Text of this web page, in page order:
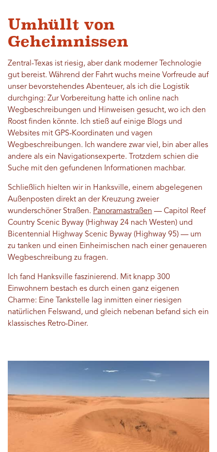
Umhüllt von
Geheimnissen
Zentral-Texas ist riesig, aber dank moderner Technologie
gut bereist. Während der Fahrt wuchs meine Vorfreude auf
unser bevorstehendes Abenteuer, als ich die Logistik
durchging: Zur Vorbereitung hatte ich online nach
Wegbeschreibungen und Hinweisen gesucht, wo ich den
Roost finden könnte. Ich stieß auf einige Blogs und
Websites mit GPS-Koordinaten und vagen
Wegbeschreibungen. Ich wandere zwar viel, bin aber alles
andere als ein Navigationsexperte. Trotzdem schien die
Suche mit den gefundenen Informationen machbar.
Schließlich hielten wir in Hanksville, einem abgelegenen
Außenposten direkt an der Kreuzung zweier
wunderschöner Straßen. Panoramastraßen — Capitol Reef
Country Scenic Byway (Highway 24 nach Westen) und
Bicentennial Highway Scenic Byway (Highway 95) — um
zu tanken und einen Einheimischen nach einer genaueren
Wegbeschreibung zu fragen.
Ich fand Hanksville faszinierend. Mit knapp 300
Einwohnern bestach es durch einen ganz eigenen
Charme: Eine Tankstelle lag inmitten einer riesigen
natürlichen Felswand, und gleich nebenan befand sich ein
klassisches Retro-Diner.